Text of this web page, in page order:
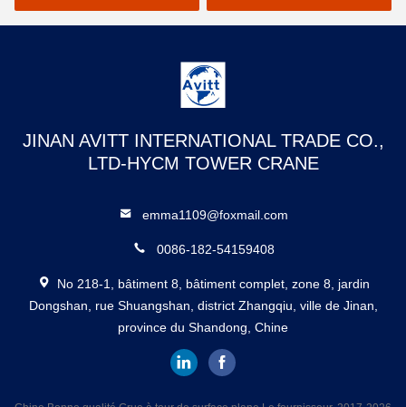
25,5 m
JINAN AVITT INTERNATIONAL TRADE CO.,
LTD-HYCM TOWER CRANE
emma1109@foxmail.com
0086-182-54159408
No 218-1, bâtiment 8, bâtiment complet, zone 8, jardin
Dongshan, rue Shuangshan, district Zhangqiu, ville de Jinan,
province du Shandong, Chine